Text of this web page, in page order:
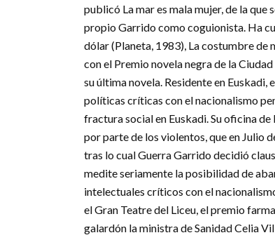
publicó La mar es mala mujer, de la
propio Garrido como coguionista. Ha
dólar (Planeta, 1983), La costumbre de
con el Premio novela negra de la
su última novela. Residente en
políticas críticas con el nacionalismo
fractura social en Euskadi. Su oficina
por parte de los violentos, que en Julio
tras lo cual Guerra Garrido decidió
medite seriamente la posibilidad de
intelectuales críticos con el
el Gran Teatre del Liceu, el premio
galardón la ministra de Sanidad Celia